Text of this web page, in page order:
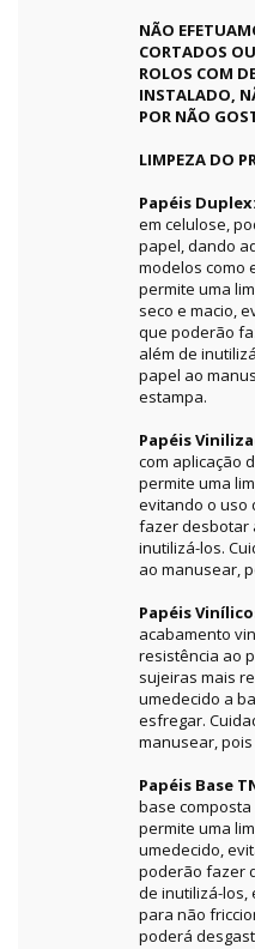
NÃO
CORTADOS
ROLOS COM
INSTALADO,
POR NÃO
LIMPEZA DO
Papéis Duplex:
em celulose,
papel, dando
modelos como
permite uma
seco e macio,
que poderão
além de
papel ao
estampa.
Papéis
com aplicação
permite uma
evitando o uso
fazer desbotar
inutilizá-los.
ao manusear,
Papéis
acabamento
resistência ao
sujeiras mais
umedecido a
esfregar.
manusear,
Papéis Base
base
permite uma
umedecido,
poderão fazer
de inutilizá-los,
para não
poderá